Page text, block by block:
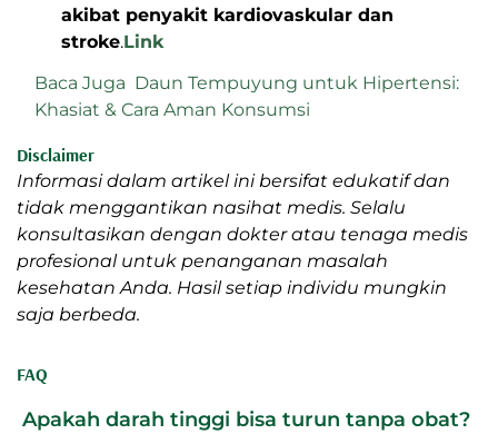
akibat penyakit kardiovaskular dan
stroke.Link
Baca Juga Daun Tempuyung untuk Hipertensi:
Khasiat & Cara Aman Konsumsi
Disclaimer
Informasi dalam artikel ini bersifat edukatif dan
tidak menggantikan nasihat medis. Selalu
konsultasikan dengan dokter atau tenaga medis
profesional untuk penanganan masalah
kesehatan Anda. Hasil setiap individu mungkin
saja berbeda.
FAQ
Apakah darah tinggi bisa turun tanpa obat?